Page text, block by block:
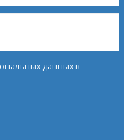
данных в